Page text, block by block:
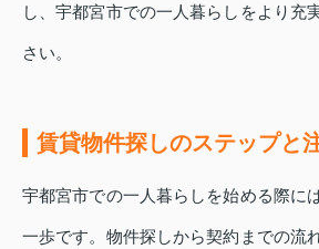
し、宇都宮市での一人暮らしをより充
さい。
賃貸物件探しのステップと
宇都宮市での一人暮らしを始める際に
一歩です。物件探しから契約までの流